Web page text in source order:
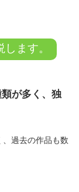
ます。
が多く、独
過去の作品も数